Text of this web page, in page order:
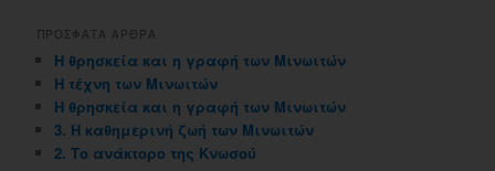
ΠΡΟΣΦΑΤΑ ΑΡΘΡΑ
Η θρησκεία και η γραφή των Μινωιτών
Η τέχνη των Μινωιτών
Η θρησκεία και η γραφή των Μινωιτών
3. Η καθημερινή ζωή των Μινωιτών
2. Το ανάκτορο της Κνωσού